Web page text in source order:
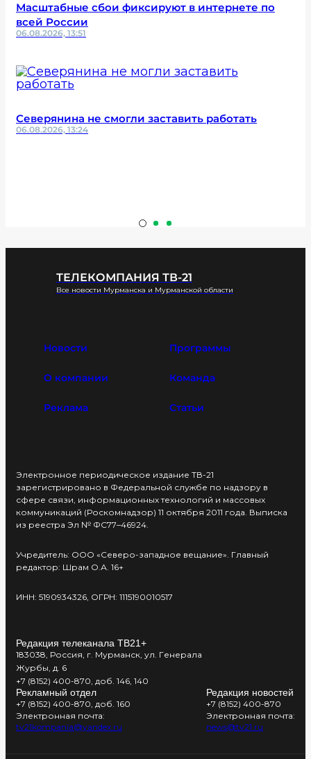
Масштабные сбои фиксируют в интернете по
всей России
06.08.2026, 13:51
Северянина не смогли заставить работать
06.08.2026, 13:24
ТЕЛЕКОМПАНИЯ ТВ-21
Все новости Мурманска и Мурманской области
Новости Программы
О компании Команда
Реклама Статьи
Электронное периодическое издание ТВ-21
зарегистрировано в Федеральной службе по надзору в
сфере связи, информационных технологий и массовых
коммуникаций (Роскомнадзор) 11 октября 2011 года. Выписка
из реестра Эл № ФС77–46924.
Учредитель: ООО «Северо-западное вещание». Главный
редактор: Шрам О.А. 16+
ИНН: 5190934326, ОГРН: 1115190010517
Редакция телеканала ТВ21+
183038, Россия, г. Мурманск, ул. Генерала
Журбы, д. 6
+7 (8152) 400-870, доб. 146, 140
Рекламный отдел
+7 (8152) 400-870, доб. 160
Электронная почта:
tv21kompania@yandex.ru
Редакция новостей
+7 (8152) 400-870
Электронная почта:
news@tv21.ru